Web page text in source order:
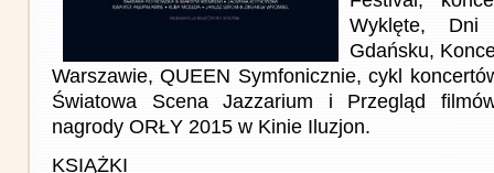
Wyklęte,
Gdańsku,
Warszawie, QUEEN Symfonicznie, cykl
Światowa Scena Jazzarium i Przegląd
nagrody ORŁY 2015 w Kinie Iluzjon.
KSIĄŻKI